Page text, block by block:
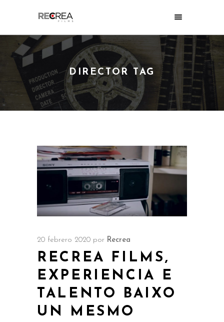
DIRECTOR TAG
20 febrero 2020 por Recrea
RECREA FILMS,
EXPERIENCIA E
TALENTO BAIXO
UN MESMO